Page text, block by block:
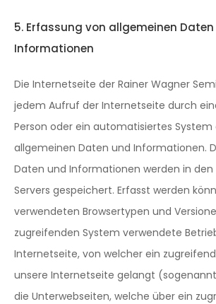
5. Erfassung von allgemeinen
Informationen
Die Internetseite der Rainer Wagner
jedem Aufruf der Internetseite durch
Person oder ein automatisiertes System
allgemeinen Daten und Informationen.
Daten und Informationen werden in den
Servers gespeichert. Erfasst werden
verwendeten Browsertypen und
zugreifenden System verwendete
Internetseite, von welcher ein
unsere Internetseite gelangt
die Unterwebseiten, welche über ein